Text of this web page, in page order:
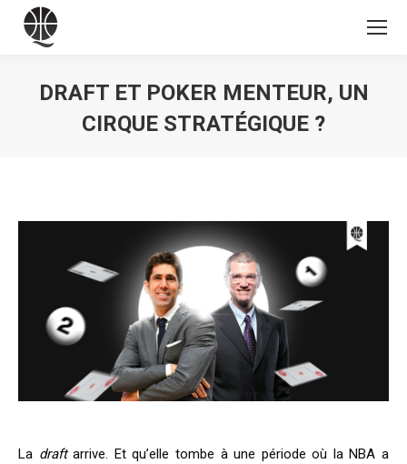
DRAFT ET POKER MENTEUR, UN
CIRQUE STRATÉGIQUE ?
La draftarrive. Et qu’elle tombe à une période où la NBA a